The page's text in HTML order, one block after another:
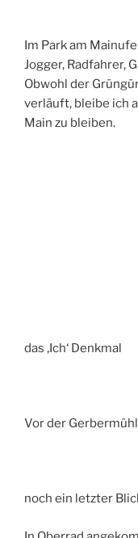
Im Park am
Jogger, Radfahrer,
Obwohl der
verläuft, bleibe ich
Main zu bleiben.
das ‚Ich‘ Denkmal
Vor der
noch ein letzter